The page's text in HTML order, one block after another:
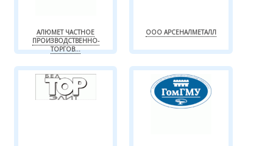
АЛЮМЕТ ЧАСТНОЕ
ПРОИЗВОДСТВЕННО-
ТОРГОВ...
ООО АРСЕНАЛМЕТАЛЛ